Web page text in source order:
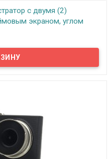
с двумя (2)
экраном, углом
покрытием
выносной камеры
а кабель
к задним ходовым
при включении задней
огни и вместе с ними
При активации камеры
автоматически